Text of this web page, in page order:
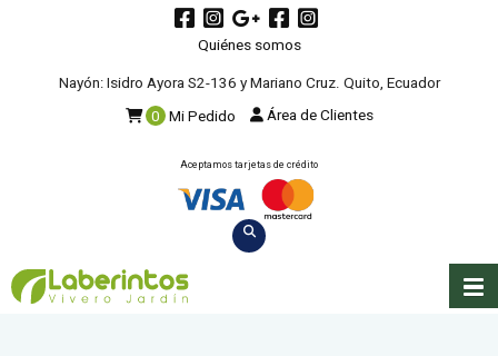
Quiénes somos
Nayón: Isidro Ayora S2-136 y Mariano Cruz. Quito, Ecuador
0 Mi Pedido Área de Clientes
Aceptamos tarjetas de crédito